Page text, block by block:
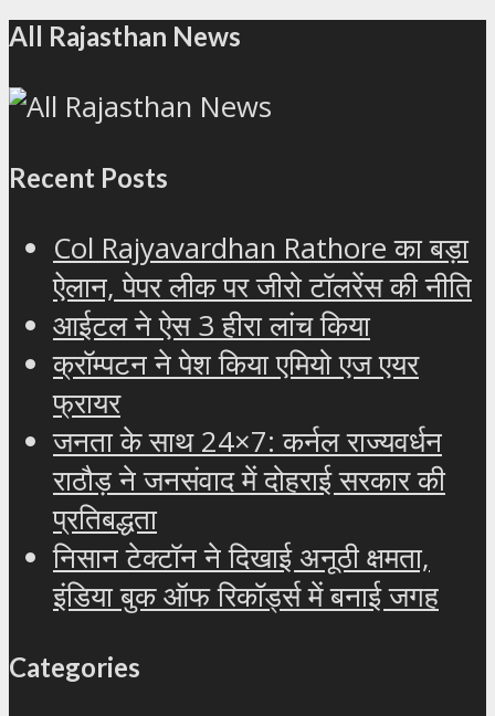
All Rajasthan News
Recent Posts
Col Rajyavardhan Rathore का बड़ा
ऐलान, पेपर लीक पर जीरो टॉलरेंस की नीति
आईटल ने ऐस 3 हीरा लांच किया
क्रॉम्पटन ने पेश किया एमियो एज एयर
फ्रायर
जनता के साथ 24×7: कर्नल राज्यवर्धन
राठौड़ ने जनसंवाद में दोहराई सरकार की
प्रतिबद्धता
निसान टेक्टॉन ने दिखाई अनूठी क्षमता,
इंडिया बुक ऑफ रिकॉर्ड्स में बनाई जगह
Categories